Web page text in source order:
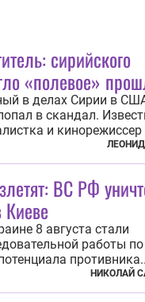
сирийского
«полевое»
в делах Сирии в
в скандал.
и
в нем одного из
Алеппо в 2016
что Канатри, в то
ВС РФ
8 августа стали
работы по
противника.
по производству
топлива и два
НИКОЛАЙ